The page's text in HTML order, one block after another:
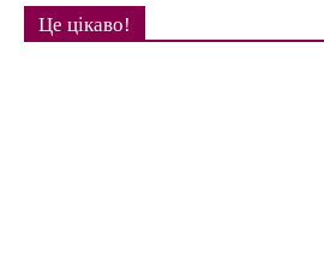
Це цікаво!